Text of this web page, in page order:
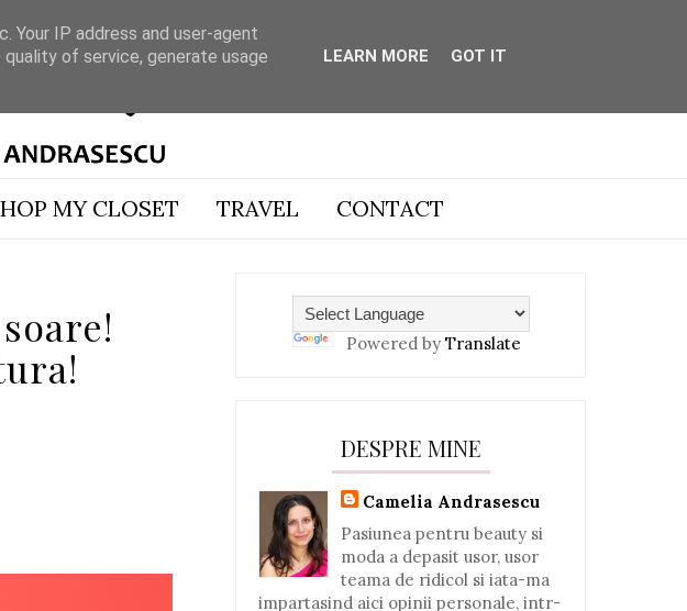
MY CLOSET TRAVEL CONTACT
Powered by Translate
DESPRE MINE
Camelia Andrasescu
Pasiunea pentru beauty si
moda a depasit usor, usor
teama de ridicol si iata-ma
impartasind aici opinii personale, intr-
Your IP address and user-agent
of service, generate usage
LEARN MORE GOT IT